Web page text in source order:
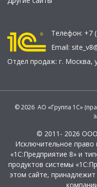
Телефон: +7
Email:
Отдел продаж: г. Москва,
© 2026 АО «Группа 1С»
© 2011- 2026
Исключительное право
«1С:Предприятие 8» и
продуктов системы
этом сайте,